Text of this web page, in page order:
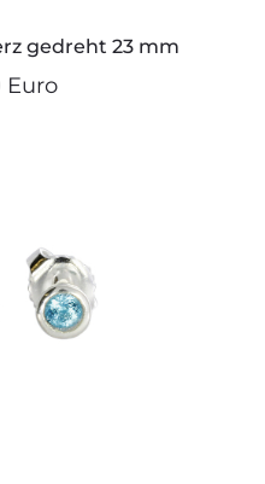
gedreht 23 mm
Euro